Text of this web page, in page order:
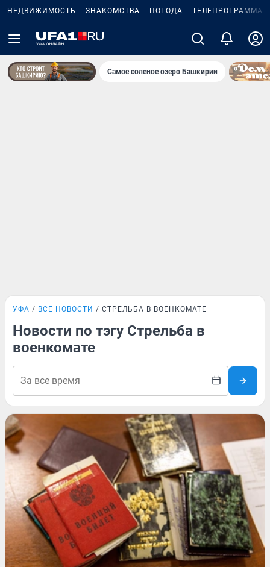
НЕДВИЖИМОСТЬ ЗНАКОМСТВА ПОГОДА ТЕЛЕПРОГРАММА
Самое соленое озеро Башкирии
УФА ВСЕ НОВОСТИ СТРЕЛЬБА В ВОЕНКОМАТЕ
Новости по тэгу Стрельба в
военкомате